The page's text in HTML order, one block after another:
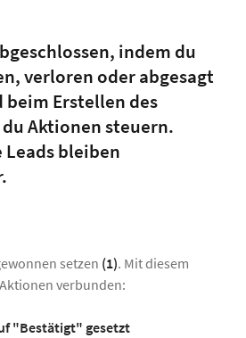
indem du
verloren oder abgesagt
beim Erstellen des
Aktionen steuern.
Leads bleiben
setzen (1). Mit diesem
verbunden:
"Bestätigt" gesetzt